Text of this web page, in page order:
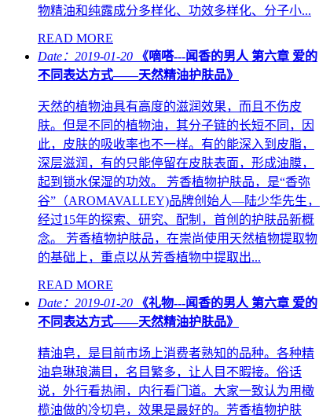
物精油和纯露成分多样化、功效多样化、分子小...
READ MORE
Date：2019-01-20
《嘀嗒---闻香的男人 第六章 爱的
不同表达方式——天然精油护肤品》
天然的植物油具有高度的滋润效果，而且不伤皮
肤。但是不同的植物油，其分子链的长短不同，因
此，皮肤的吸收率也不一样。有的能深入到皮脂，
深层滋润，有的只能停留在皮肤表面，形成油膜，
起到锁水保湿的功效。 芳香植物护肤品，是“香弥
谷”（AROMAVALLEY)品牌创始人—陆少华先生，
经过15年的探索、研究、配制，首创的护肤品新概
念。 芳香植物护肤品，在崇尚使用天然植物提取物
的基础上，重点以从芳香植物中提取出...
READ MORE
Date：2019-01-20
《礼物---闻香的男人 第六章 爱的
不同表达方式——天然精油护肤品》
精油皂，是目前市场上消费者熟知的品种。各种精
油皂琳琅满目，名目繁多，让人目不暇接。俗话
说，外行看热闹，内行看门道。大家一致认为用橄
榄油做的冷切皂，效果是最好的。芳香植物护肤